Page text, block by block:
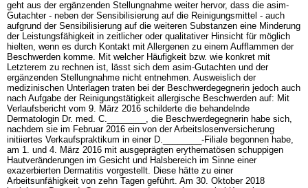
geht aus der ergänzenden Stellungnahme weiter hervor, dass die asim-
Gutachter - neben der Sensibilisierung auf die Reinigungsmittel - auch
aufgrund der Sensibilisierung auf die weiteren Substanzen eine Minderung
der Leistungsfähigkeit in zeitlicher oder qualitativer Hinsicht für möglich
hielten, wenn es durch Kontakt mit Allergenen zu einem Aufflammen der
Beschwerden komme. Mit welcher Häufigkeit bzw. wie konkret mit
Letzterem zu rechnen ist, lässt sich dem asim-Gutachten und der
ergänzenden Stellungnahme nicht entnehmen. Ausweislich der
medizinischen Unterlagen traten bei der Beschwerdegegnerin jedoch auch
nach Aufgabe der Reinigungstätigkeit allergische Beschwerden auf: Mit
Verlaufsbericht vom 9. März 2016 schilderte die behandelnde
Dermatologin Dr. med. C.________, die Beschwerdegegnerin habe sich,
nachdem sie im Februar 2016 ein von der Arbeitslosenversicherung
initiiertes Verkaufspraktikum in einer D.________-Filiale begonnen habe,
am 1. und 4. März 2016 mit ausgeprägten erythematösen schuppigen
Hautveränderungen im Gesicht und Halsbereich im Sinne einer
exazerbierten Dermatitis vorgestellt. Diese hätte zu einer
Arbeitsunfähigkeit von zehn Tagen geführt. Am 30. Oktober 2018